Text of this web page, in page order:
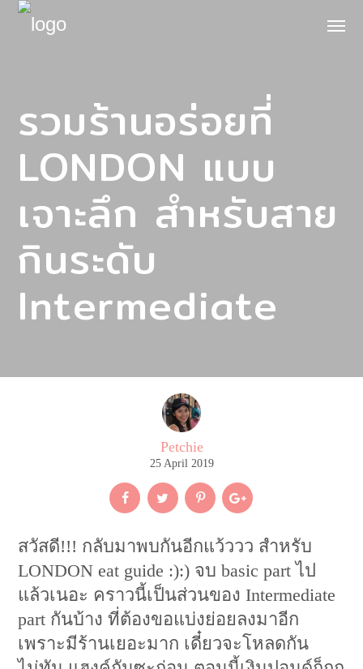
รวมร้านอร่อยที่
LONDON แบบ
เจาะลึก สำหรับสาย
กินระดับ
Intermediate
Petchie
25 April 2019
สวัสดี!!! กลับมาพบกันอีกแว้ววว สำหรับ
LONDON eat guide :):) จบ basic part ไป
แล้วเนอะ คราวนี้เป็นส่วนของ Intermediate
part กันบ้าง ที่ต้องขอแบ่งย่อยลงมาอีก
เพราะมีร้านเยอะมาก เดี๋ยวจะโหลดกัน